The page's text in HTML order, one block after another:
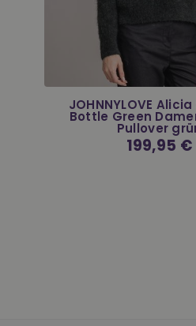
JOHNNYLOVE
Bottle Green
Pullover
Normaler
Preis
199,95 €